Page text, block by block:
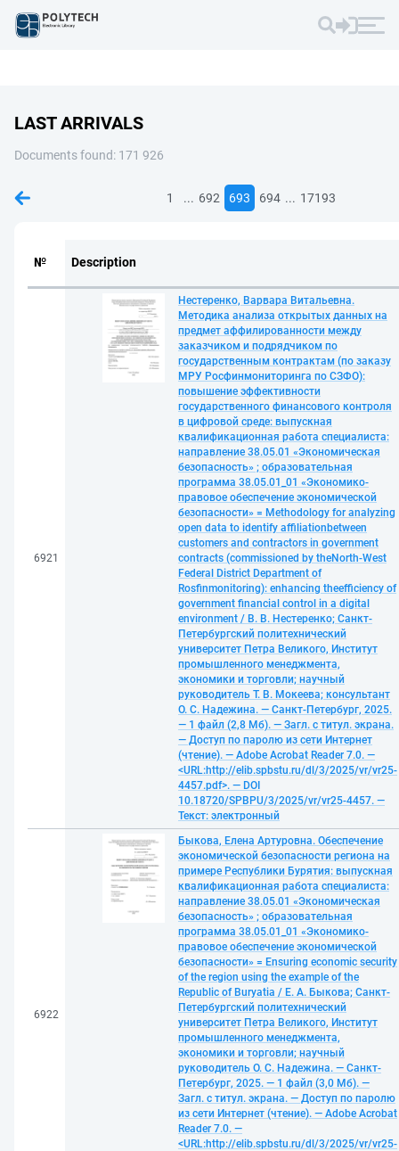
LAST ARRIVALS
Documents found: 171 926
1 ... 692 693 694 ... 17193
№ Description
6921
Нестеренко, Варвара Витальевна.
Методика анализа открытых данных на
предмет аффилированности между
заказчиком и подрядчиком по
государственным контрактам (по заказу
МРУ Росфинмониторинга по СЗФО):
повышение эффективности
государственного финансового контроля
в цифровой среде: выпускная
квалификационная работа специалиста:
направление 38.05.01 «Экономическая
безопасность» ; образовательная
программа 38.05.01_01 «Экономико-
правовое обеспечение экономической
безопасности» = Мethodology for analyzing
open data to identify affiliationbetween
customers and contractors in government
contracts (commissioned by theNorth-West
Federal District Department of
Rosfinmonitoring): enhancing theefficiency of
government financial control in a digital
environment / В. В. Нестеренко; Санкт-
Петербургский политехнический
университет Петра Великого, Институт
промышленного менеджмента,
экономики и торговли; научный
руководитель Т. В. Мокеева; консультант
О. С. Надежина. — Санкт-Петербург, 2025.
— 1 файл (2,8 Мб). — Загл. с титул. экрана.
— Доступ по паролю из сети Интернет
(чтение). — Adobe Acrobat Reader 7.0. —
<URL:http://elib.spbstu.ru/dl/3/2025/vr/vr25-
4457.pdf>. — DOI
10.18720/SPBPU/3/2025/vr/vr25-4457. —
Текст: электронный
6922
Быкова, Елена Артуровна. Обеспечение
экономической безопасности региона на
примере Республики Бурятия: выпускная
квалификационная работа специалиста:
направление 38.05.01 «Экономическая
безопасность» ; образовательная
программа 38.05.01_01 «Экономико-
правовое обеспечение экономической
безопасности» = Ensuring economic security
of the region using the example of the
Republic of Buryatia / Е. А. Быкова; Санкт-
Петербургский политехнический
университет Петра Великого, Институт
промышленного менеджмента,
экономики и торговли; научный
руководитель О. С. Надежина. — Санкт-
Петербург, 2025. — 1 файл (3,0 Мб). —
Загл. с титул. экрана. — Доступ по паролю
из сети Интернет (чтение). — Adobe Acrobat
Reader 7.0. —
<URL:http://elib.spbstu.ru/dl/3/2025/vr/vr25-